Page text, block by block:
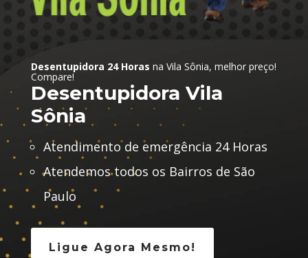
Desentupidora 24 Horas na Vila Sônia, melhor preço!
Compare!
Desentupidora Vila
Sônia
Atendimento de emergência 24 Horas
Atendemos todos os Bairros de São
Paulo
Ligue Agora Mesmo!